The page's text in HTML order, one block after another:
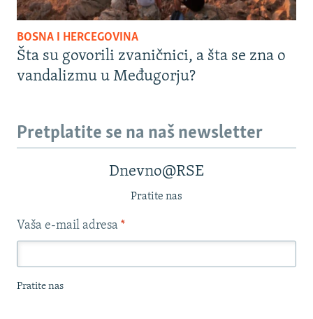
BOSNA I HERCEGOVINA
Šta su govorili zvaničnici, a šta se zna o
vandalizmu u Međugorju?
Pretplatite se na naš newsletter
Dnevno@RSE
Pratite nas
Vaša e-mail adresa *
Pratite nas